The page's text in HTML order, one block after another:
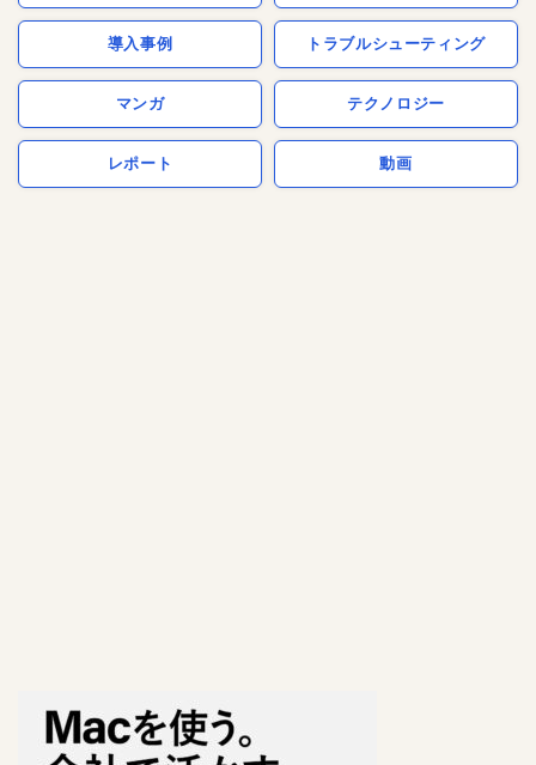
導入事例 トラブルシューティング
マンガ テクノロジー
レポート 動画